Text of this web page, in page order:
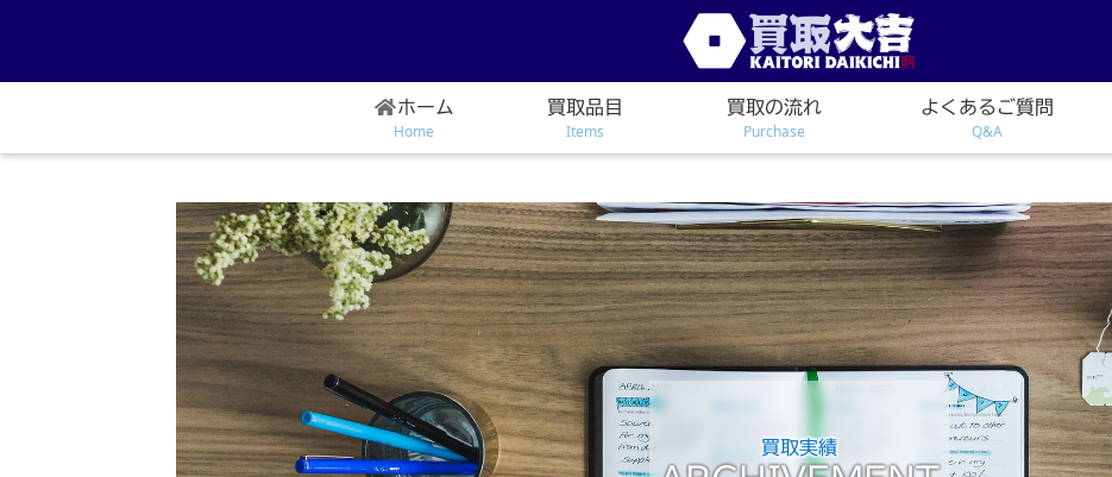
買取実績
ホーム
Home
買取品目
Items
買取の流れ
Purchase
よくあるご質問
Q&A